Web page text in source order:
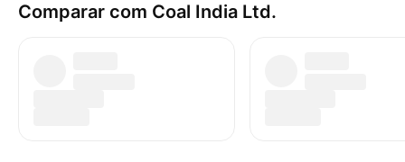
Comparar com Coal India Ltd.